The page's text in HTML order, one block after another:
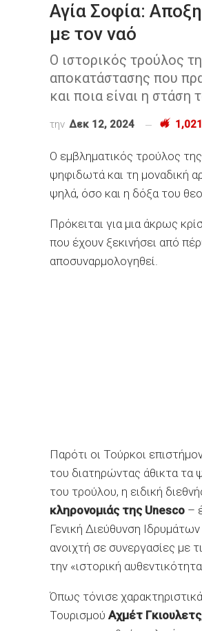
Αγία Σοφία:
με τον ναό
Ο ιστορικός τρούλος
αποκατάστασης που
και ποια είναι η
την Δεκ 12, 2024 1,021
Ο εμβληματικός τρούλος
ψηφιδωτά και τη μοναδική
ψηλά, όσο και η δόξα του
Πρόκειται για μια άκρως
που έχουν ξεκινήσει από
αποσυναρμολογηθεί.
Παρότι οι Τούρκοι
του διατηρώντας άθικτα τα
του τρούλου, η ειδική
κληρονομιάς της Unesco –
Γενική Διεύθυνση
ανοιχτή σε συνεργασίες με
την «ιστορική
Όπως τόνισε
Τουρισμού Αχμέτ Γκιουλετς